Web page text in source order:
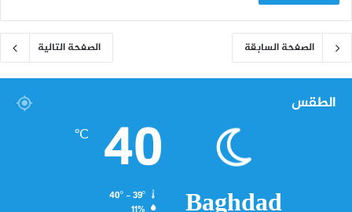
الصفحة السابقة الصفحة التالية
الطقس
40
℃
40º - 39º